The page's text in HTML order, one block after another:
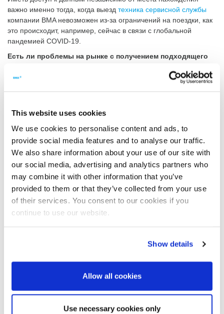
This website uses cookies
We use cookies to personalise content and ads, to
provide social media features and to analyse our traffic.
We also share information about your use of our site with
our social media, advertising and analytics partners who
may combine it with other information that you’ve
provided to them or that they’ve collected from your use
of their services. You consent to our cookies if you
continue to use our website.
Show details
Allow all cookies
Use necessary cookies only
важно именно тогда, когда выезд техника сервисной службы
компании BMA невозможен из-за ограничений на поездки, как
это происходит, например, сейчас в связи с глобальной
пандемией COVID-19.
Есть ли проблемы на рынке с получением подходящего
: У нас действительно были сложности с поиском
Heyland:Для реализации определенных требований
необходим шлюз, который можно подключить, просто вынув из
коробки, и полностью соответствует характеристикам облака
Microsoft Azure. Данные обрабатываются в облаке, прежде чем
они попадут в
smart.monitoring
, и их можно будет
просматривать. Для этих целей нет готового шлюза, так как
вам не хватает необходимого набора функций. К тому же
многие устройства все еще недостаточно совместимы с
Microsoft Azure или по меньшей мере не соответствуют нашим
требованиям.
: Короче говоря, мы искали интерфейс для прямого
рынке программные и аппаратные средства не позволяли
реализовать эти требования. Ключевой момент заключается
необходимо управлять оборудованием — все в одном
устройстве. Также нас не убедили уровни безопасности